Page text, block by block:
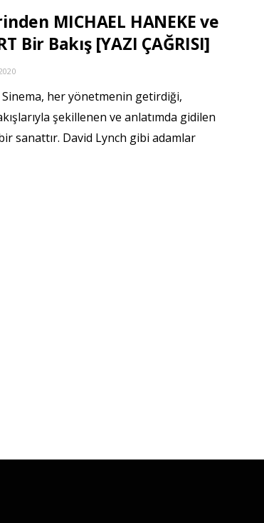
MICHAEL HANEKE ve
Bir Bakış [YAZI ÇAĞRISI]
her yönetmenin getirdiği,
şekillenen ve anlatımda gidilen
sanattır. David Lynch gibi adamlar